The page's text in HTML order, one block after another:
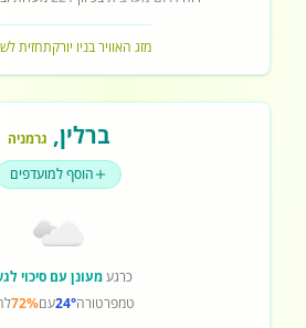
מזג האוויר בניו יורקתחזית
ברלין, גרמניה
הוסף למועדפים
כרגעמעונן עם סיכוי
טמפרטורה24°עם72%